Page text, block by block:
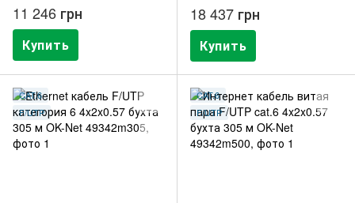
11 246 грн
Купить
18 437 грн
Купить
CAT.6
F/UTP
CAT.6
F/UTP